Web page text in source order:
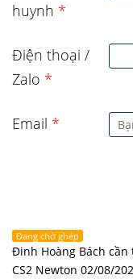
huynh *
Điện thoại /
Zalo *
Email *
Đang chờ ghép
Đinh Hoàng Bách cần
CS2 Newton 02/08/